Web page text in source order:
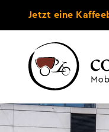
Jetzt eine